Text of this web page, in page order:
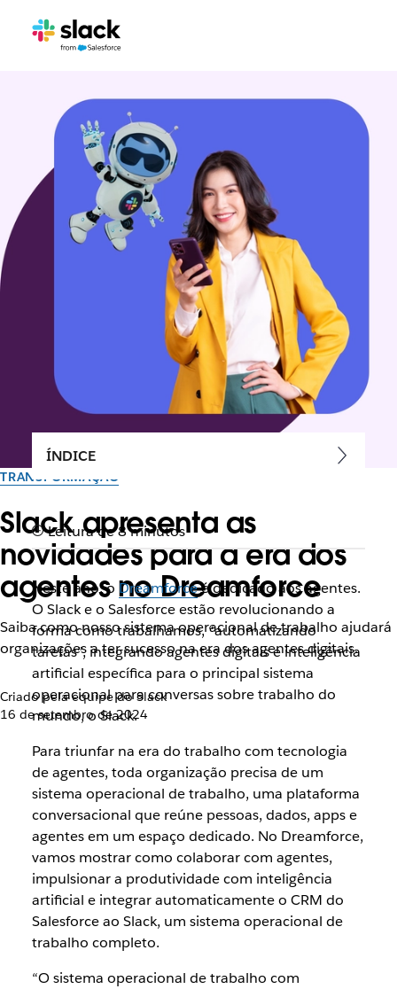
TRANSFORMAÇÃO
Slack apresenta as
novidades para a era dos
agentes no Dreamforce
Saiba como nosso sistema operacional de trabalho ajudará
organizações a ter sucesso na era dos agentes digitais.
Criado pela equipe do Slack
16 de setembro de 2024
ÍNDICE
Leitura de 8 minutos
Neste ano, o Dreamforceé dedicado aos agentes.
O Slack e o Salesforce estão revolucionando a
forma como trabalhamos, “automatizando
tarefas”, integrando agentes digitais e inteligência
artificial específica para o principal sistema
operacional para conversas sobre trabalho do
mundo, o Slack.
Para triunfar na era do trabalho com tecnologia
de agentes, toda organização precisa de um
sistema operacional de trabalho, uma plataforma
conversacional que reúne pessoas, dados, apps e
agentes em um espaço dedicado. No Dreamforce,
vamos mostrar como colaborar com agentes,
impulsionar a produtividade com inteligência
artificial e integrar automaticamente o CRM do
Salesforce ao Slack, um sistema operacional de
trabalho completo.
“O sistema operacional de trabalho com